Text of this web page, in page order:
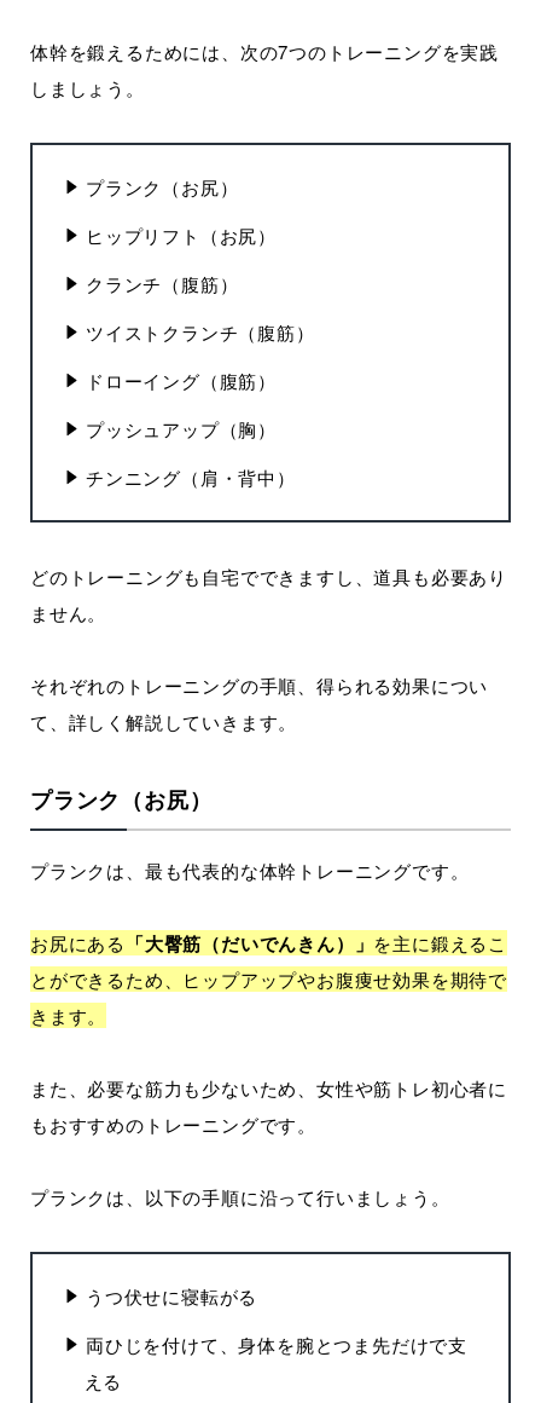
体幹を鍛えるためには、次の7つのトレーニングを実践
しましょう。
プランク（お尻）
ヒップリフト（お尻）
クランチ（腹筋）
ツイストクランチ（腹筋）
ドローイング（腹筋）
プッシュアップ（胸）
チンニング（肩・背中）
どのトレーニングも自宅でできますし、道具も必要あり
ません。
それぞれのトレーニングの手順、得られる効果につい
て、詳しく解説していきます。
プランク（お尻）
プランクは、最も代表的な体幹トレーニングです。
お尻にある 「大臀筋（だいでんきん）」 を主に鍛えるこ
とができるため、ヒップアップやお腹痩せ効果を期待で
きます。
また、必要な筋力も少ないため、女性や筋トレ初心者に
もおすすめのトレーニングです。
プランクは、以下の手順に沿って行いましょう。
うつ伏せに寝転がる
両ひじを付けて、身体を腕とつま先だけで支
える